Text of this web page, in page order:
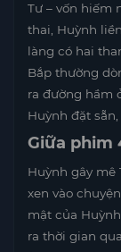
Tư – vốn hiếm
thai, Huỳnh
làng có hai
Bắp thường
ra đường hầm
Huỳnh đặt sẵn,
Giữa phim
Huỳnh gây mê
xen vào
mật của
ra thời gian